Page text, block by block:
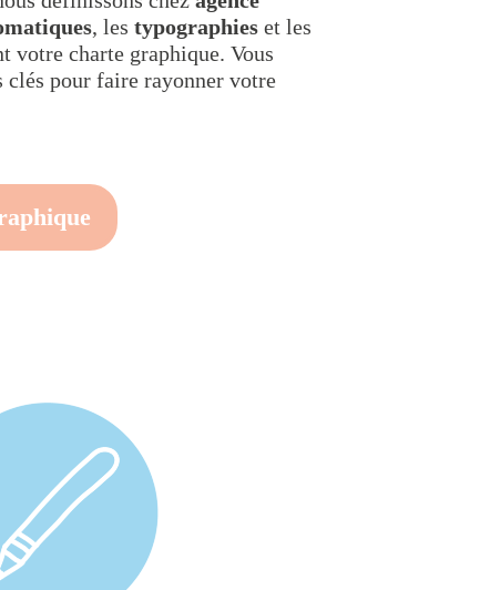
, les typographieset les
votre charte graphique. Vous
clés pour faire rayonner votre